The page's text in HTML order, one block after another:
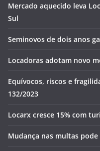
Mercado aquecido leva
Sul
Seminovos de dois anos
Locadoras adotam novo
Equívocos, riscos e
132/2023
Locarx cresce 15% com
Mudança nas multas